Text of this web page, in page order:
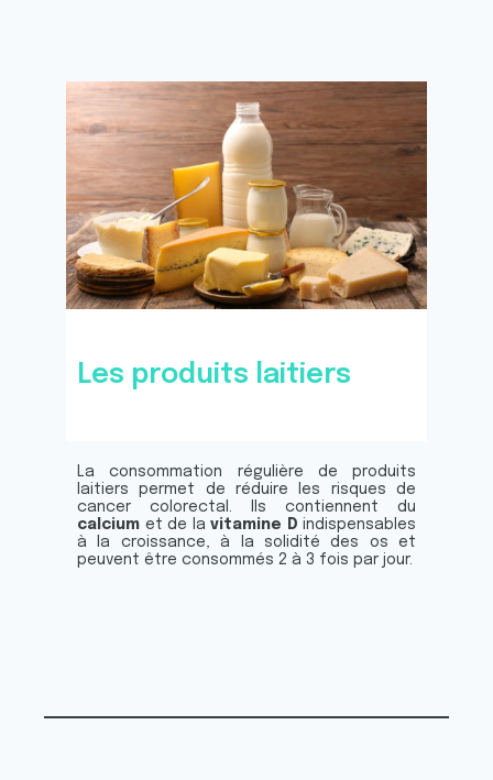
Les produits laitiers
La consommation régulière de produits
laitiers permet de réduire les risques de
cancer colorectal. Ils contiennent du
calcium et de la vitamine D indispensables
à la croissance, à la solidité des os et
peuvent être consommés 2 à 3 fois par jour.